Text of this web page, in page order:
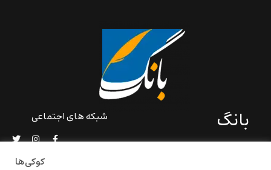
بانگ شبکه های اجتماعی
کوکی‌ها